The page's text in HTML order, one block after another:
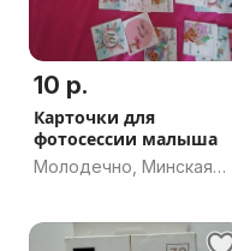
10 р.
Карточки для
фотосессии малыша
Молодечно, Минская